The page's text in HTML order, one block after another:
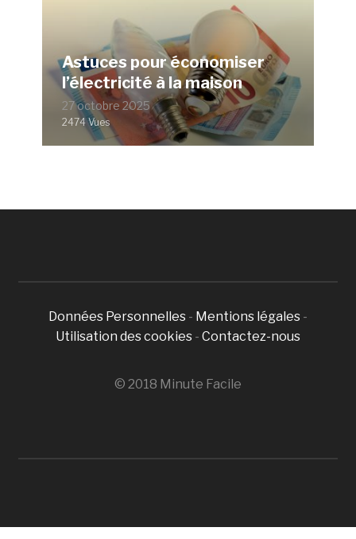
Astuces pour économiser
l’électricité à la maison
27 octobre 2025
2474 Vues
Données Personnelles - Mentions légales -
Utilisation des cookies - Contactez-nous
© 2018 Minute Facile